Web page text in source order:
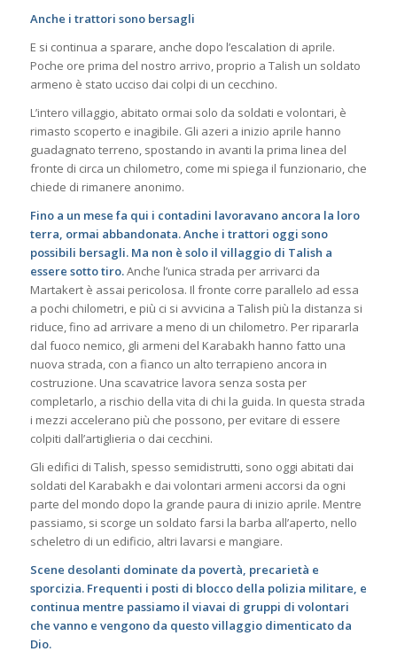
Anche i trattori sono bersagli
E si continua a sparare, anche dopo l’escalation di aprile.
Poche ore prima del nostro arrivo, proprio a Talish un soldato
armeno è stato ucciso dai colpi di un cecchino.
L’intero villaggio, abitato ormai solo da soldati e volontari, è
rimasto scoperto e inagibile. Gli azeri a inizio aprile hanno
guadagnato terreno, spostando in avanti la prima linea del
fronte di circa un chilometro, come mi spiega il funzionario, che
chiede di rimanere anonimo.
Fino a un mese fa qui i contadini lavoravano ancora la loro
terra, ormai abbandonata. Anche i trattori oggi sono
possibili bersagli. Ma non è solo il villaggio di Talish a
essere sotto tiro.Anche l’unica strada per arrivarci da
Martakert è assai pericolosa. Il fronte corre parallelo ad essa
a pochi chilometri, e più ci si avvicina a Talish più la distanza si
riduce, fino ad arrivare a meno di un chilometro. Per ripararla
dal fuoco nemico, gli armeni del Karabakh hanno fatto una
nuova strada, con a fianco un alto terrapieno ancora in
costruzione. Una scavatrice lavora senza sosta per
completarlo, a rischio della vita di chi la guida. In questa strada
i mezzi accelerano più che possono, per evitare di essere
colpiti dall’artiglieria o dai cecchini.
Gli edifici di Talish, spesso semidistrutti, sono oggi abitati dai
soldati del Karabakh e dai volontari armeni accorsi da ogni
parte del mondo dopo la grande paura di inizio aprile. Mentre
passiamo, si scorge un soldato farsi la barba all’aperto, nello
scheletro di un edificio, altri lavarsi e mangiare.
Scene desolanti dominate da povertà, precarietà e
sporcizia. Frequenti i posti di blocco della polizia militare, e
continua mentre passiamo il viavai di gruppi di volontari
che vanno e vengono da questo villaggio dimenticato da
Dio.